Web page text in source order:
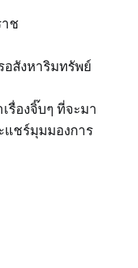
าช
สังหาริมทรัพย์
รื่องจิ๊บๆ ที่จะมา
แชร์มุมมองการ